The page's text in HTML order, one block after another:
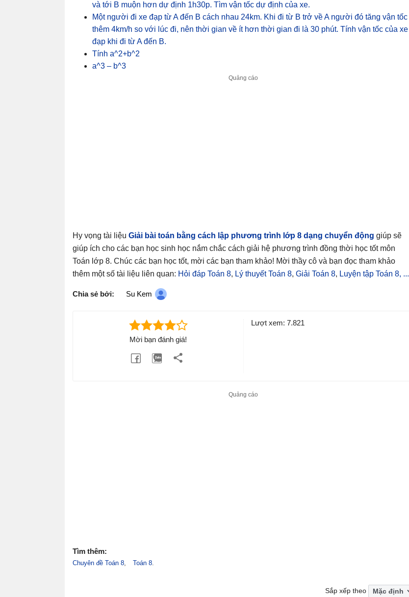
và tới B muộn hơn dự định 1h30p. Tìm vận tốc dự định của xe.
Một người đi xe đạp từ A đến B cách nhau 24km. Khi đi từ B trở về A người đó tăng vận tốc
thêm 4km/h so với lúc đi, nên thời gian về ít hơn thời gian đi là 30 phút. Tính vận tốc của xe
đạp khi đi từ A đến B.
Tính a^2+b^2
a^3 – b^3
Hy vọng tài liệu Giải bài toán bằng cách lập phương trình lớp 8 dạng chuyển động giúp sẽ
giúp ích cho các bạn học sinh học nắm chắc cách giải hệ phương trình đồng thời học tốt môn
Toán lớp 8. Chúc các bạn học tốt, mời các bạn tham khảo! Mời thầy cô và bạn đọc tham khảo
thêm một số tài liệu liên quan: Hỏi đáp Toán 8, Lý thuyết Toán 8, Giải Toán 8, Luyện tập Toán 8, ...
Chia sẻ bởi: Su Kem
Mời bạn đánh giá!
Lượt xem: 7.821
Tìm thêm:
Chuyên đề Toán 8 Toán 8
Sắp xếp theo